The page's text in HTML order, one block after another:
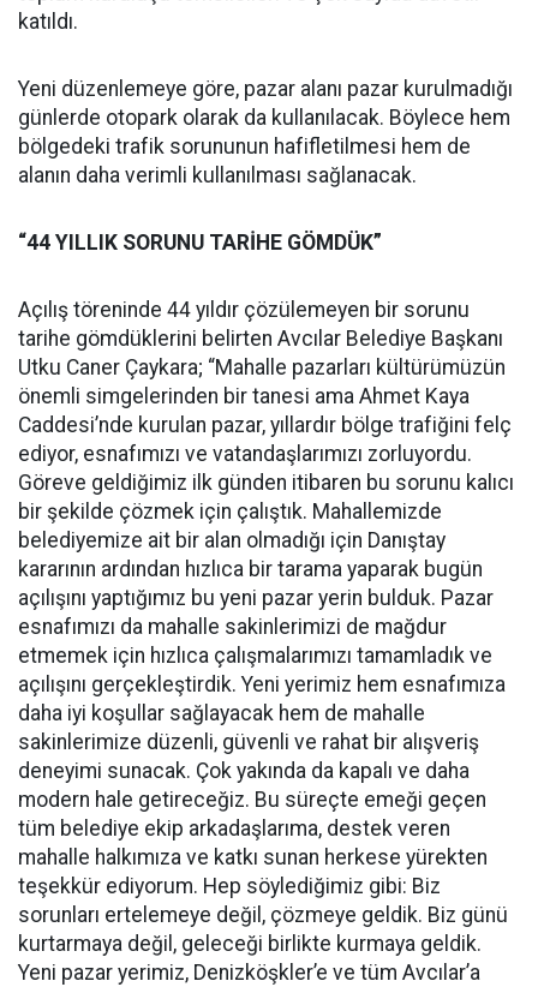
katıldı.
Yeni düzenlemeye göre, pazar alanı pazar kurulmadığı
günlerde otopark olarak da kullanılacak. Böylece hem
bölgedeki trafik sorununun hafifletilmesi hem de
alanın daha verimli kullanılması sağlanacak.
“44 YILLIK SORUNU TARİHE GÖMDÜK”
Açılış töreninde 44 yıldır çözülemeyen bir sorunu
tarihe gömdüklerini belirten Avcılar Belediye Başkanı
Utku Caner Çaykara; “Mahalle pazarları kültürümüzün
önemli simgelerinden bir tanesi ama Ahmet Kaya
Caddesi’nde kurulan pazar, yıllardır bölge trafiğini felç
ediyor, esnafımızı ve vatandaşlarımızı zorluyordu.
Göreve geldiğimiz ilk günden itibaren bu sorunu kalıcı
bir şekilde çözmek için çalıştık. Mahallemizde
belediyemize ait bir alan olmadığı için Danıştay
kararının ardından hızlıca bir tarama yaparak bugün
açılışını yaptığımız bu yeni pazar yerin bulduk. Pazar
esnafımızı da mahalle sakinlerimizi de mağdur
etmemek için hızlıca çalışmalarımızı tamamladık ve
açılışını gerçekleştirdik. Yeni yerimiz hem esnafımıza
daha iyi koşullar sağlayacak hem de mahalle
sakinlerimize düzenli, güvenli ve rahat bir alışveriş
deneyimi sunacak. Çok yakında da kapalı ve daha
modern hale getireceğiz. Bu süreçte emeği geçen
tüm belediye ekip arkadaşlarıma, destek veren
mahalle halkımıza ve katkı sunan herkese yürekten
teşekkür ediyorum. Hep söylediğimiz gibi: Biz
sorunları ertelemeye değil, çözmeye geldik. Biz günü
kurtarmaya değil, geleceği birlikte kurmaya geldik.
Yeni pazar yerimiz, Denizköşkler’e ve tüm Avcılar’a